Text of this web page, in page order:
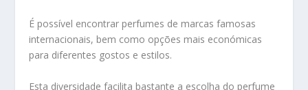
É possível encontrar perfumes de marcas famosas
internacionais, bem como opções mais económicas
para diferentes gostos e estilos.
Esta diversidade facilita bastante a escolha do perfume